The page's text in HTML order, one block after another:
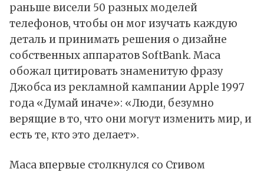
раньше висели 50 разных моделей
телефонов, чтобы он мог изучать каждую
деталь и принимать решения о дизайне
собственных аппаратов SoftBank. Маса
обожал цитировать знаменитую фразу
Джобса из рекламной кампании Apple 1997
года «Думай иначе»: «Люди, безумно
верящие в то, что они могут изменить мир, и
есть те, кто это делает».
Маса впервые столкнулся со Стивом